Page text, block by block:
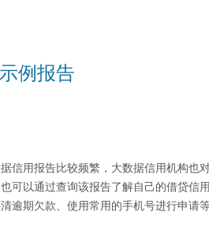
例报告
信用报告比较频繁，大数据信用机构也
可以通过查询该报告了解自己的借贷信
逾期欠款、使用常用的手机号进行申请等